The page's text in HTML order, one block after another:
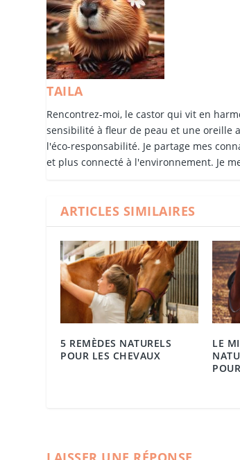
TAILA
Rencontrez-moi, le castor qui vit en
sensibilité à fleur de peau et une oreille
l'éco-responsabilité. Je partage mes
et plus connecté à l'environnement. Je
ARTICLES SIMILAIRES
5 REMÈDES NATURELS
POUR LES CHEVAUX
LE